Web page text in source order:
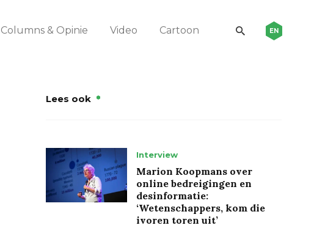
Columns & Opinie Video Cartoon EN
Lees ook
Interview
Marion Koopmans over
online bedreigingen en
desinformatie:
‘Wetenschappers, kom die
ivoren toren uit’